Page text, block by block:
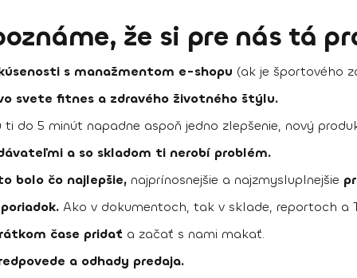
že si pre nás tá
s manažmentom e-shopu (ak je športového
svete fitnes a zdravého životného štýlu.
do 5 minút napadne aspoň jedno zlepšenie, nový
a so skladom ti nerobí problém.
bolo čo najlepšie, najprínosnejšie a najzmysluplnejšie
Ako v dokumentoch, tak v sklade, reportoch a
čase pridať a začať s nami makať.
a odhady predaja.